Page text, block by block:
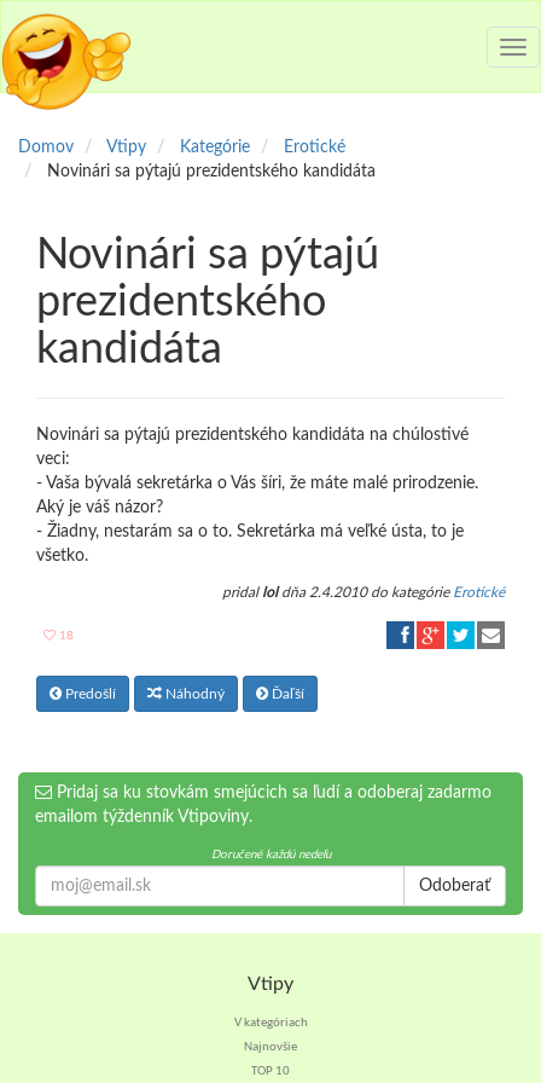
Domov Vtipy Kategórie
Erotické
Novinári sa pýtajú prezidentského kandidáta
Novinári sa pýtajú
prezidentského
kandidáta
Novinári sa pýtajú prezidentského kandidáta na chúlostivé
veci:
- Vaša bývalá sekretárka o Vás šíri, že máte malé prirodzenie.
Aký je váš názor?
- Žiadny, nestarám sa o to. Sekretárka má veľké ústa, to je
všetko.
pridal loldňa 2.4.2010 do kategórie Erotické
18
Predošlí Náhodný Ďaľší
Pridaj sa ku stovkám smejúcich sa ľudí a odoberaj zadarmo
emailom týždenník Vtipoviny.
Doručené každú nedeľu
Odoberať
Vtipy
V kategóriach
Najnovšie
TOP 10